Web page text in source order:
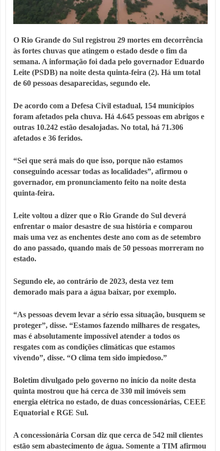
O Rio Grande do Sul registrou 29 mortes em decorrência
às fortes chuvas que atingem o estado desde o fim da
semana. A informação foi dada pelo governador Eduardo
Leite (PSDB) na noite desta quinta-feira (2). Há um total
de 60 pessoas desaparecidas, segundo ele.
De acordo com a Defesa Civil estadual, 154 municípios
foram afetados pela chuva. Há 4.645 pessoas em abrigos e
outras 10.242 estão desalojadas. No total, há 71.306
afetados e 36 feridos.
“Sei que será mais do que isso, porque não estamos
conseguindo acessar todas as localidades”, afirmou o
governador, em pronunciamento feito na noite desta
quinta-feira.
Leite voltou a dizer que o Rio Grande do Sul deverá
enfrentar o maior desastre de sua história e comparou
mais uma vez as enchentes deste ano com as de setembro
do ano passado, quando mais de 50 pessoas morreram no
estado.
Segundo ele, ao contrário de 2023, desta vez tem
demorado mais para a água baixar, por exemplo.
“As pessoas devem levar a sério essa situação, busquem se
proteger”, disse. “Estamos fazendo milhares de resgates,
mas é absolutamente impossível atender a todos os
resgates com as condições climáticas que estamos
vivendo”, disse. “O clima tem sido impiedoso.”
Boletim divulgado pelo governo no início da noite desta
quinta mostrou que há cerca de 330 mil imóveis sem
energia elétrica no estado, de duas concessionárias, CEEE
Equatorial e RGE Sul.
A concessionária Corsan diz que cerca de 542 mil clientes
estão sem abastecimento de água. Somente a TIM afirmou